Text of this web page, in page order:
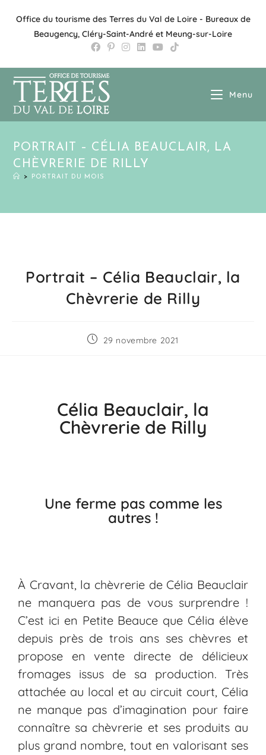
Office du tourisme des Terres du Val de Loire - Bureaux de
Beaugency, Cléry-Saint-André et Meung-sur-Loire
Menu
PORTRAIT – CÉLIA BEAUCLAIR, LA
CHÈVRERIE DE RILLY
> PORTRAIT DU MOIS
Portrait – Célia Beauclair, la
Chèvrerie de Rilly
29 novembre 2021
Célia Beauclair, la
Chèvrerie de Rilly
Une ferme pas comme les
autres !
À Cravant, la chèvrerie de Célia Beauclair
ne manquera pas de vous surprendre !
C’est ici en Petite Beauce que Célia élève
depuis près de trois ans ses chèvres et
propose en vente directe de délicieux
fromages issus de sa production. Très
attachée au local et au circuit court, Célia
ne manque pas d’imagination pour faire
connaître sa chèvrerie et ses produits au
plus grand nombre, tout en valorisant ses